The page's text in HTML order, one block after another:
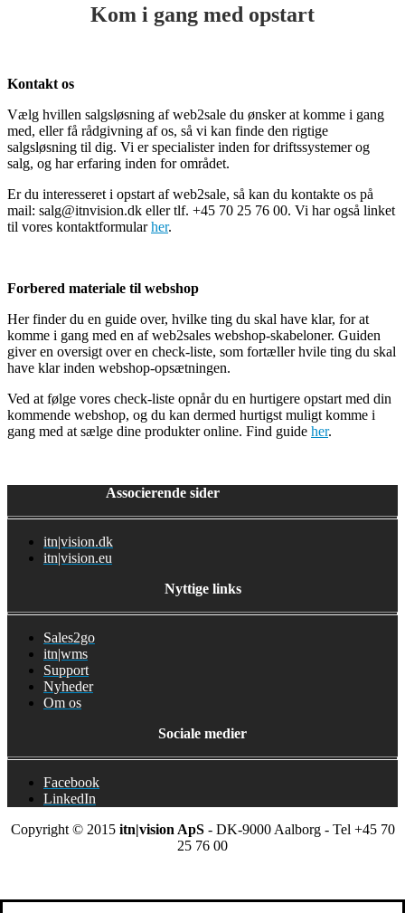
Kom i gang med opstart
Kontakt os
Vælg hvillen salgsløsning af web2sale du ønsker at komme i gang
med, eller få rådgivning af os, så vi kan finde den rigtige
salgsløsning til dig. Vi er specialister inden for driftssystemer og
salg, og har erfaring inden for området.
Er du interesseret i opstart af web2sale, så kan du kontakte os på
mail: salg@itnvision.dk eller tlf. +45 70 25 76 00. Vi har også linket
til vores kontaktformularher.
Forbered materiale til webshop
Her finder du en guide over, hvilke ting du skal have klar, for at
komme i gang med en af web2sales webshop-skabeloner. Guiden
giver en oversigt over en check-liste, som fortæller hvile ting du skal
have klar inden webshop-opsætningen.
Ved at følge vores check-liste opnår du en hurtigere opstart med din
kommende webshop, og du kan dermed hurtigst muligt komme i
gang med at sælge dine produkter online. Find guide her.
Associerende sider
itn|vision.dk
itn|vision.eu
Nyttige links
Sales2go
itn|wms
Support
Nyheder
Om os
Sociale medier
Facebook
LinkedIn
Copyright © 2015 itn|vision ApS- DK-9000 Aalborg - Tel +45 70
25 76 00